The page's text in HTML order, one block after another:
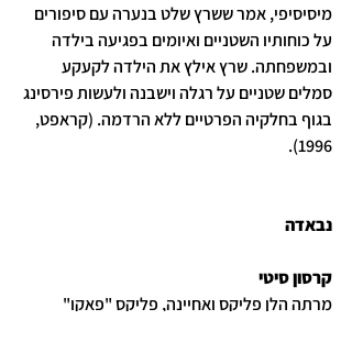
מיסיסיפי, אמר ששרץ שלט בנערה עם סיפורים
על כוחותיו השטניים ואיומים בפגיעה בילדה
ובמשפחתה. שרץ אילץ את הילדה לקעקע
סמלים שטניים על רגלה וישבנה ולעשות פירסינג
בגוף בחלקיה הפרטיים ללא הרדמה. (קראפט,
1996).
נבאדה
קרסון סיטי
מרתה הלן פליקס ואחיינה, פליקס "פאקו"